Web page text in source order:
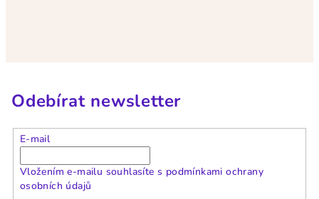
Odebírat newsletter
E-mail
Vložením e-mailu souhlasíte s podmínkami ochrany
osobních údajů